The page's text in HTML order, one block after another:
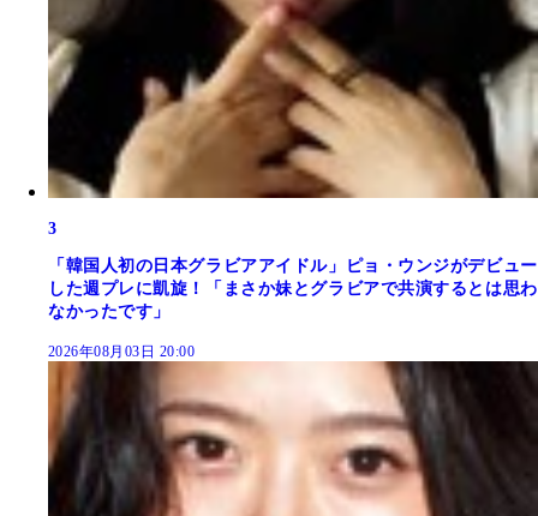
3
「韓国人初の日本グラビアアイドル」ピョ・ウンジがデビュー
した週プレに凱旋！「まさか妹とグラビアで共演するとは思わ
なかったです」
2026年08月03日 20:00